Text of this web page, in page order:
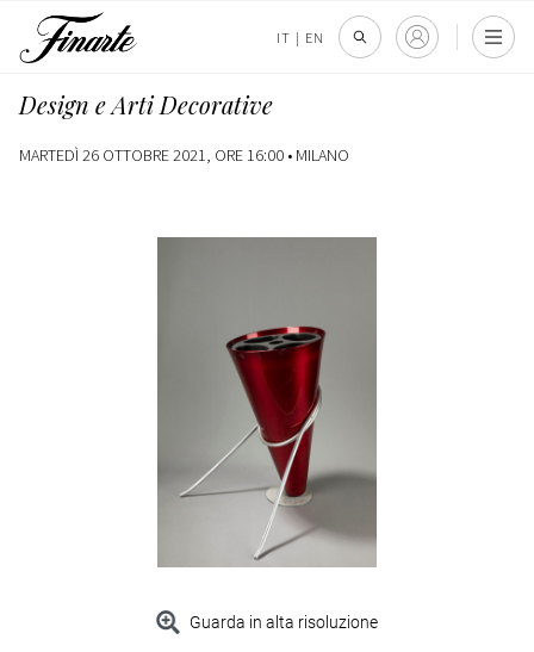
IT | EN
Design e Arti Decorative
MARTEDÌ 26 OTTOBRE 2021, ORE 16:00 • MILANO
Guarda in alta risoluzione